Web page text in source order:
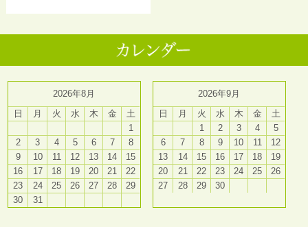
2026年8月
日
月 火 水 木 金
土
1
2
3 4 5 6 7
8
9
10 11 12 13 14
15
16
17 18 19 20 21
22
23
24 25 26 27 28
29
30
31
2026年9月
日
月 火 水 木 金
土
1
2 3 4
5
6
7 8 9 10 11
12
13
14 15 16 17 18
19
20
21 22 23 24 25
26
27
28 29 30